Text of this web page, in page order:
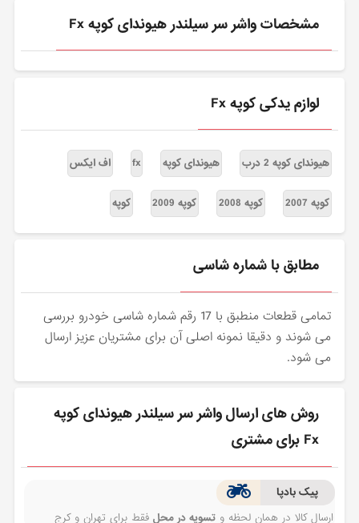
مشخصات واشر سر سیلندر هیوندای کوپه Fx
لوازم یدکی کوپه Fx
هیوندای کوپه 2 درب هیوندای کوپه fx اف ایکس
کوپه 2007 کوپه 2008 کوپه 2009 کوپه
مطابق با شماره شاسی
تمامی قطعات منطبق با 17 رقم شماره شاسی خودرو بررسی
می شوند و دقیقا نمونه اصلی آن برای مشتریان عزیز ارسال
می شود.
روش های ارسال واشر سر سیلندر هیوندای کوپه
Fx برای مشتری
پیک بادپا
ارسال کالا در همان لحظه وتسویه در محل فقط برای تهران و کرج